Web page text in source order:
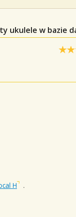
ukulele w bazie
H .